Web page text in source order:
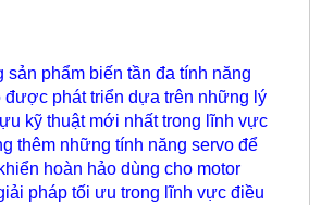
sản phẩm biến tần đa tính năng
được phát triển dựa trên những lý
kỹ thuật mới nhất trong lĩnh vực
thêm những tính năng servo để
hoàn hảo dùng cho motor
pháp tối ưu trong lĩnh vực điều